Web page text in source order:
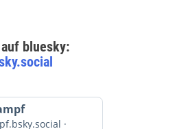
auf bluesky: